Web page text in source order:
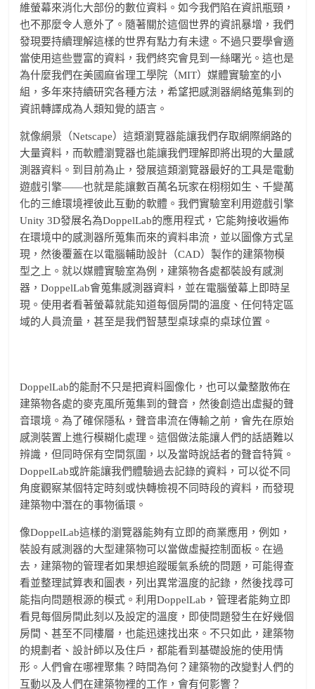
維螢幕來消化大部份的數位資料。如今我們陷在資訊瓶頸，
也不那麼令人意外了。隨著關於這個世界的資訊暴增，我們
發現要持續理解這樣的世界有點力有未逮。不過只要學會適
當使用這些豐富的資料，我們終究會見到一絲曙光。這也是
為什麼我們在美國麻省理工學院（MIT）媒體實驗室的小
組，多年來持續研究各種方法，希望把感測器網絡蒐集到的
資訊轉譯成為人類知覺的語言。
就像網景（Netscape）這類瀏覽器能讓我們存取網際網路的
大量資料，而軟體瀏覽器也能讓我們理解即將出現的大量感
測器資料。到目前為止，發展這類瀏覽器最好的工具是電動
遊戲引擎——也就是能讓數百萬名玩家在栩栩如生、千變萬
化的三維環境裡彼此互動的軟體。我們實驗室利用遊戲引擎
Unity 3D發展名為DoppelLab的應用程式，它能夠接收遍佈
在環境中的感測器所蒐集而來的資料串流，並以圖像方式呈
現，然後覆蓋在以電腦輔助設計（CAD）製作的建築物模
型之上。就以媒體實驗室為例，建築物各處都裝設有感測
器，DoppelLab會蒐集感測器資料，並在電腦螢幕上即時呈
現。使用者看著螢幕就能知道每個房間的溫度、任何特定區
域的人員流量，甚至是我們智慧型桌球桌的桌球位置。
DoppelLab的能耐不只是把資料圖像化，也可以彙整散佈在
建築物各處的麥克風所蒐集到的聲音，然後創造出虛擬的聲
音環境。為了確保隱私，聲音串流在傳輸之前，會先在原始
感測裝置上進行模糊化處理。這個做法能讓人們的話語難以
辨識，但同時保有空間氛圍，以及當時說話者的聲音特質。
DoppelLab或許能讓我們體驗過去記錄的資料，可以從不同
角度觀察某個特定時刻或快轉檢視不同時段的資料，而發現
建築物中潛在的事物循環。
像DoppelLab這樣的瀏覽器能夠有立即的商業應用，例如，
裝設有感測器的大型建築物可以當做虛擬控制面板。在過
去，建築物的管理者如果想追蹤暖氣系統的問題，可能得查
看並整理試算表和圖表，列出異常溫度的記錄，然後找尋可
能指向問題根源的模式。利用DoppelLab，管理者能夠立即
看見每個房間此刻以及設定的溫度，即使問題發生在好幾個
房間、甚至不同樓層，也能迅速找出來。不只如此，建築物
的規劃者、設計師以及住戶，都能看到基礎設施的使用情
形。人們會在哪裡聚集？時間為何？建築物的改變對人們的
互動以及人們在建築物裡的工作，會有何影響？